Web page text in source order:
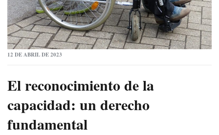
12 DE ABRIL DE 2023
El reconocimiento de la
capacidad: un derecho
fundamental